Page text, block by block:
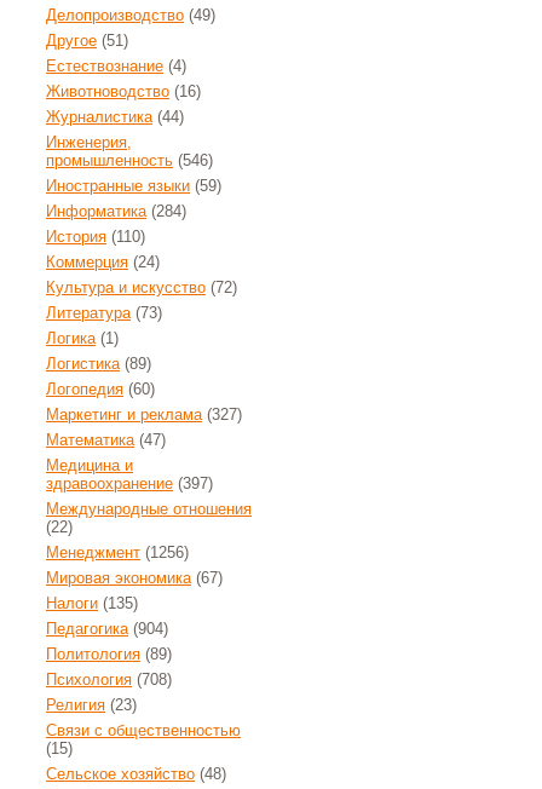
Делопроизводство (49)
Другое (51)
Естествознание (4)
Животноводство (16)
Журналистика(44)
Инженерия,
промышленность (546)
Иностранные языки (59)
Информатика(284)
История (110)
Коммерция (24)
Культура и искусство (72)
Литература(73)
Логика(1)
Логистика(89)
Логопедия (60)
Маркетинг и реклама(327)
Математика(47)
Медицина и
здравоохранение (397)
Международные отношения
(22)
Менеджмент (1256)
Мировая экономика(67)
Налоги (135)
Педагогика(904)
Политология (89)
Психология (708)
Религия (23)
Связи с общественностью
(15)
Сельское хозяйство (48)